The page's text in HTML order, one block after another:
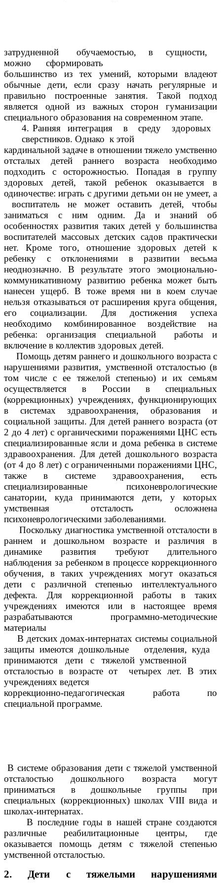
затрудненной обучаемостью, в сущности,
можно сформировать
большинство из тех умений, которыми владеют
обычные дети, если сразу начать регулярные и
правильно построенные занятия. Такой подход
является одной из важных сторон гуманизации
специального образования на современном этапе.
4. Ранняя интеграция в среду здоровых
сверстников. Однако к этой
кардинальной задаче в отношении тяжело умственно
отсталых детей раннего возраста необходимо
подходить с осторожностью. Попадая в группу
здоровых детей, такой ребенок оказывается в
одиночестве: играть с другими детьми он не умеет, а
воспитатель не может оставить детей, чтобы
заниматься с ним одним. Да и знаний об
особенностях развития таких детей у большинства
воспитателей массовых детских садов практически
нет. Кроме того, отношение здоровых детей к
ребенку с отклонениями в развитии весьма
неоднозначно. В результате этого эмоционально-
коммуникативному развитию ребенка может быть
нанесен ущерб. В тоже время ни в коем случае
нельзя отказываться от расширения круга общения,
его социализации. Для достижения успеха
необходимо комбинированное воздействие на
ребенка: организация специальной работы и
включение в коллектив здоровых детей.
Помощь детям раннего и дошкольного возраста с
нарушениями развития, умственной отсталостью (в
том числе с ее тяжелой степенью) и их семьям
осуществляется в России в специальных
(коррекционных) учреждениях, функционирующих
в системах здравоохранения, образования и
социальной защиты. Для детей раннего возраста (от
2 до 4 лет) с органическими поражениями ЦНС есть
специализированные ясли и дома ребенка в системе
здравоохранения. Для детей дошкольного возраста
(от 4 до 8 лет) с ограниченными поражениями ЦНС,
также в системе здравоохранения, есть
специализированные психоневрологические
санатории, куда принимаются дети, у которых
умственная отсталость осложнена
психоневрологическими заболеваниями.
Поскольку диагностика умственной отсталости в
раннем и дошкольном возрасте и различия в
динамике развития требуют длительного
наблюдения за ребенком в процессе коррекционного
обучения, в таких учреждениях могут оказаться
дети с различной степенью интеллектуального
дефекта. Для коррекционной работы в таких
учреждениях имеются или в настоящее время
разрабатываются программно-методические
материалы
В детских домах-интернатах системы социальной
защиты имеются дошкольные отделения, куда
принимаются дети с тяжелой умственной
отсталостью в возрасте от четырех лет. В этих
учреждениях ведется
коррекционно-педагогическая работа по
специальной программе.
В системе образования дети с тяжелой умственной
отсталостью дошкольного возраста могут
приниматься в дошкольные группы при
специальных (коррекционных) школах VIII вида и
школах-интернатах.
В последние годы в нашей стране создаются
различные реабилитационные центры, где
оказывается помощь детям с тяжелой степенью
умственной отсталостью.
2. Дети с тяжелыми нарушениями